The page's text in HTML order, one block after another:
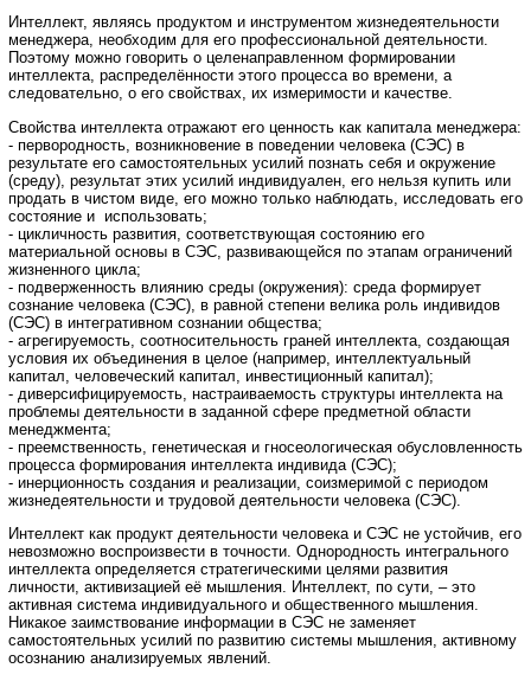
Интеллект, являясь продуктом и инструментом жизнедеятельности
менеджера, необходим для его профессиональной деятельности.
Поэтому можно говорить о целенаправленном формировании
интеллекта, распределённости этого процесса во времени, а
следовательно, о его свойствах, их измеримости и качестве.
Свойства интеллекта отражают его ценность как капитала менеджера:
- первородность, возникновение в поведении человека (СЭС) в
результате его самостоятельных усилий познать себя и окружение
(среду), результат этих усилий индивидуален, его нельзя купить или
продать в чистом виде, его можно только наблюдать, исследовать его
состояние и использовать;
- цикличность развития, соответствующая состоянию его
материальной основы в СЭС, развивающейся по этапам ограничений
жизненного цикла;
- подверженность влиянию среды (окружения): среда формирует
сознание человека (СЭС), в равной степени велика роль индивидов
(СЭС) в интегративном сознании общества;
- агрегируемость, соотносительность граней интеллекта, создающая
условия их объединения в целое (например, интеллектуальный
капитал, человеческий капитал, инвестиционный капитал);
- диверсифицируемость, настраиваемость структуры интеллекта на
проблемы деятельности в заданной сфере предметной области
менеджмента;
- преемственность, генетическая и гносеологическая обусловленность
процесса формирования интеллекта индивида (СЭС);
- инерционность создания и реализации, соизмеримой с периодом
жизнедеятельности и трудовой деятельности человека (СЭС).
Интеллект как продукт деятельности человека и СЭС не устойчив, его
невозможно воспроизвести в точности. Однородность интегрального
интеллекта определяется стратегическими целями развития
личности, активизацией её мышления. Интеллект, по сути, – это
активная система индивидуального и общественного мышления.
Никакое заимствование информации в СЭС не заменяет
самостоятельных усилий по развитию системы мышления, активному
осознанию анализируемых явлений.